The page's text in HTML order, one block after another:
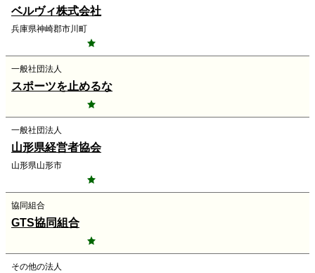
ベルヴィ株式会社
兵庫県神崎郡市川町
一般社団法人
スポーツを止めるな
一般社団法人
山形県経営者協会
山形県山形市
協同組合
GTS協同組合
その他の法人